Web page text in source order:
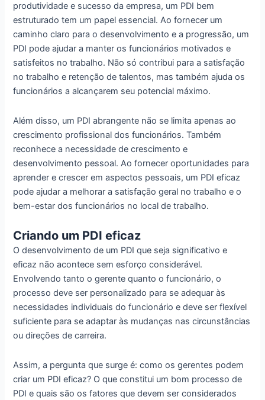
produtividade e sucesso da empresa, um PDI bem
estruturado tem um papel essencial. Ao fornecer um
caminho claro para o desenvolvimento e a progressão, um
PDI pode ajudar a manter os funcionários motivados e
satisfeitos no trabalho. Não só contribui para a satisfação
no trabalho e retenção de talentos, mas também ajuda os
funcionários a alcançarem seu potencial máximo.
Além disso, um PDI abrangente não se limita apenas ao
crescimento profissional dos funcionários. Também
reconhece a necessidade de crescimento e
desenvolvimento pessoal. Ao fornecer oportunidades para
aprender e crescer em aspectos pessoais, um PDI eficaz
pode ajudar a melhorar a satisfação geral no trabalho e o
bem-estar dos funcionários no local de trabalho.
Criando um PDI eficaz
O desenvolvimento de um PDI que seja significativo e
eficaz não acontece sem esforço considerável.
Envolvendo tanto o gerente quanto o funcionário, o
processo deve ser personalizado para se adequar às
necessidades individuais do funcionário e deve ser flexível
suficiente para se adaptar às mudanças nas circunstâncias
ou direções de carreira.
Assim, a pergunta que surge é: como os gerentes podem
criar um PDI eficaz? O que constitui um bom processo de
PDI e quais são os fatores que devem ser considerados